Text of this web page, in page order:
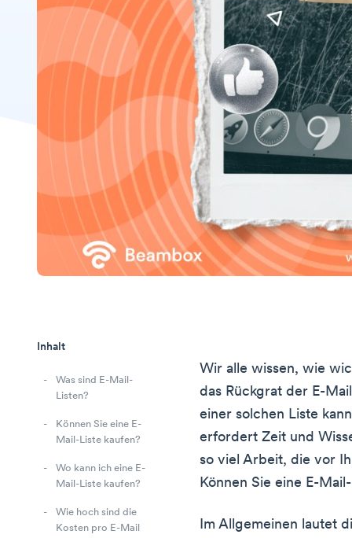
Inhalt
Was sind E-Mail-
Listen?
Können Sie eine E-
Mail-Liste kaufen?
Wo kann ich eine E-
Mail-Liste kaufen?
Wie hoch sind die
Kosten pro E-Mail
Wir alle wissen, wie
das Rückgrat der E-
einer solchen Liste
erfordert Zeit und
so viel Arbeit, die vor
Können Sie eine E-
Im Allgemeinen lautet